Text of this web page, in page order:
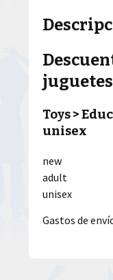
Toys >
unisex
new
adult
unisex
Gastos de